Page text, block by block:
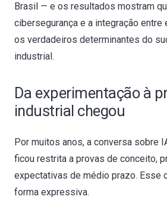
Brasil — e os resultados mostram
cibersegurança e a integração entre
os verdadeiros determinantes do
industrial.
Da experimentação à
industrial chegou
Por muitos anos, a conversa sobre
ficou restrita a provas de conceito,
expectativas de médio prazo. Esse
forma expressiva.